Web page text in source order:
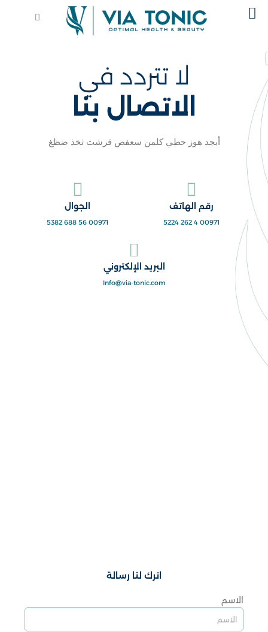
تخطي
Cart
لا تتردد في
الاتصال بنا
أبجد هوز حطي كلمن سعفص قرشت ثخذ ضظغ
رقم الهاتف
00971 4 262 5224
الجوال
00971 56 688 5382
البريد الإلكتروني
Info@via-tonic.com
اترك لنا رسالة
الاسم